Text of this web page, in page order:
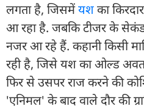
लगता है, जिसमेंयशका
आ रहा है. जबकि टीजर के सेकंड
नजर आ रहे हैं. कहानी किसी
रही है, जिसे यश का ओल्ड
फिर से उसपर राज करने की
'एनिमल' के बाद वाले दौर की